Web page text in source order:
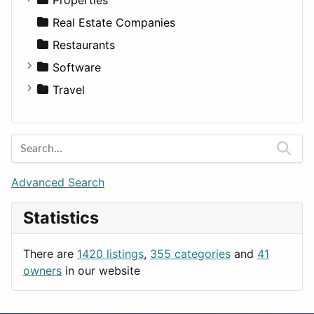
Sports & Recreation
Transportation
SUV
Wagon
Diet
Disorders and Conditions
Fitness
Medicine
Apartments
Factories
For Rent
Houses
Real Estate Companies
Restaurants
Software
Business Tools
Entertainment
Games
Lifestyle
News & Weather
Productivity
Travel
Barcelona
Berlin
Budapest
London
Paris
Rome
Advanced Search
Statistics
There are 1420 listings, 355 categories and 41
owners in our website